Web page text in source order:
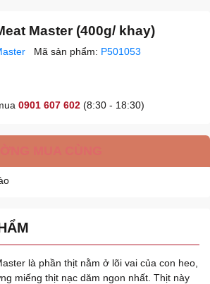
Master (400g/ khay)
Mã sản phẩm: P501053
0901 607 602(8:30 - 18:30)
là phần thịt nằm ở lõi vai của con heo,
miếng thịt nạc dăm ngon nhất. Thịt này